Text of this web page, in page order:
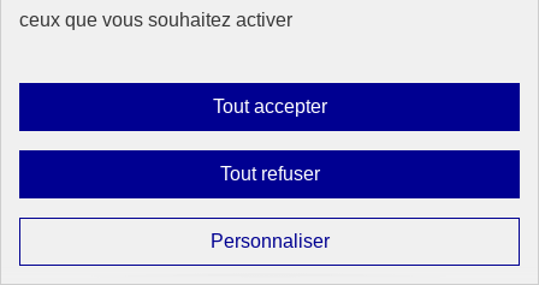
ceux que vous souhaitez activer
Tout accepter
Tout refuser
Personnaliser
dans l’organisation industrielle
Jean-Marie JOHN MATHEWS, chercheur associé à
l'Université Paris-Saclay et co-fondateur de Giskard AI,